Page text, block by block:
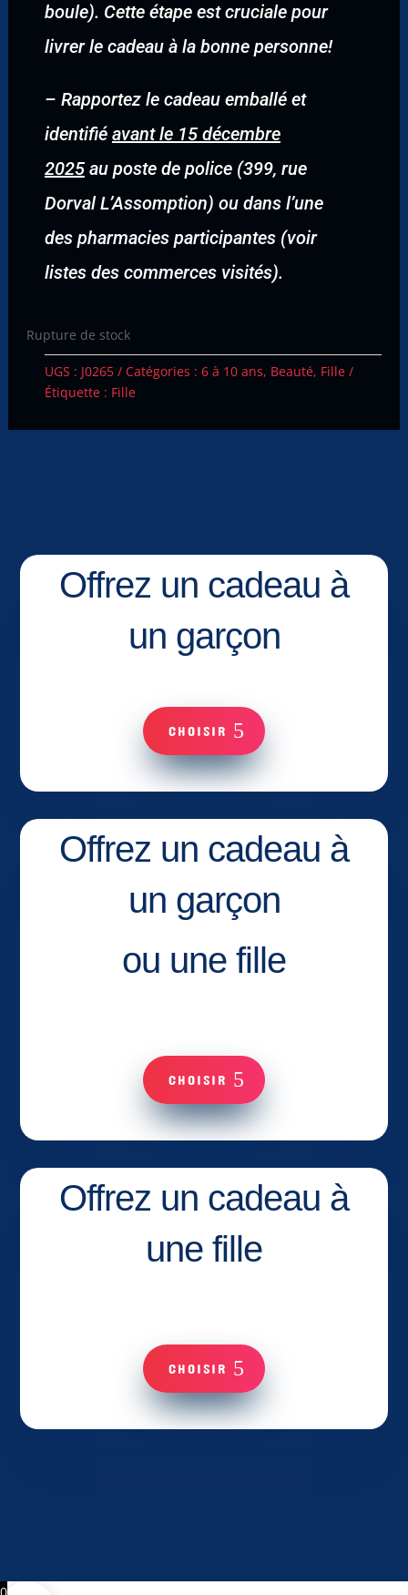
boule). Cette étape est cruciale pour
livrer le cadeau à la bonne personne!
– Rapportez le cadeau emballé et
identifié avant le 15 décembre
2025au poste de police (399, rue
Dorval L’Assomption) ou dans l’une
des pharmacies participantes (voir
listes des commerces visités).
Rupture de stock
UGS : J0265 Catégories : 6 à 10 ans, Beauté, Fille
Étiquette : Fille
Offrez un cadeau à
un garçon
CHOISIR
Offrez un cadeau à
un garçon
ou une fille
CHOISIR
Offrez un cadeau à
une fille
CHOISIR